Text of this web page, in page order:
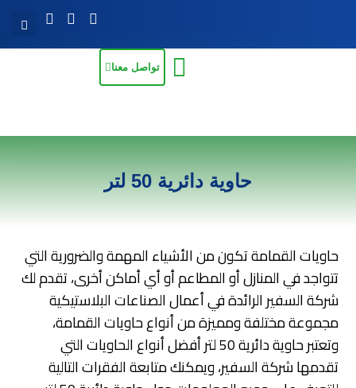
تواصل معنا
حاوية دائرية 50 لتر
حاويات القمامة تكون من الأشياء المهمة والضرورية التي
تتواجد في المنازل أو المطاعم أو أي أماكن أخرى، تقدم لك
شركة السفير الرائدة في أعمال الصناعات البلاستيكية
مجموعة مختلفة ومميزة من أنواع حاويات القمامة،
وتعتبر حاويةدائرية 50 لتر
أفضل أنواع الحاويات التي
تقدمها شركة السفير، ويمكنك متابعة الفقرات التالية